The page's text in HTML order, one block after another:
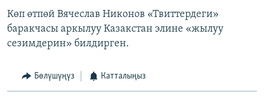
Көп өтпөй Вячеслав Никонов «Твиттердеги»
баракчасы аркылуу Казакстан элине «жылуу
сезимдерин» билдирген.
Бөлүшүңүз Катталыңыз